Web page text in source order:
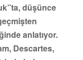
düşünce
anlatıyor.
Descartes,